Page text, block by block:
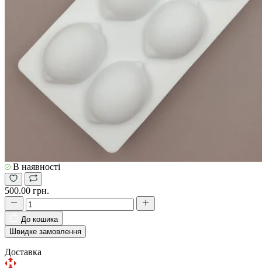
В наявності
500.00 грн.
До кошика
Швидке замовлення
Доставка